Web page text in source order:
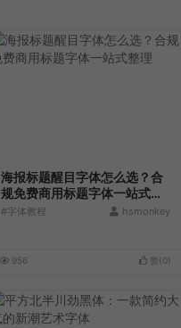
海报标题醒目字体怎么选？合
规免费商用标题字体一站式整
理
#字体教程 hsmonkey
956 赞(0